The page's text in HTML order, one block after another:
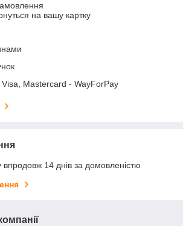
на вашу картку
Mastercard - WayForPay
14 днів за домовленістю